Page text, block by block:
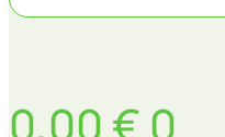
0,00 € 0